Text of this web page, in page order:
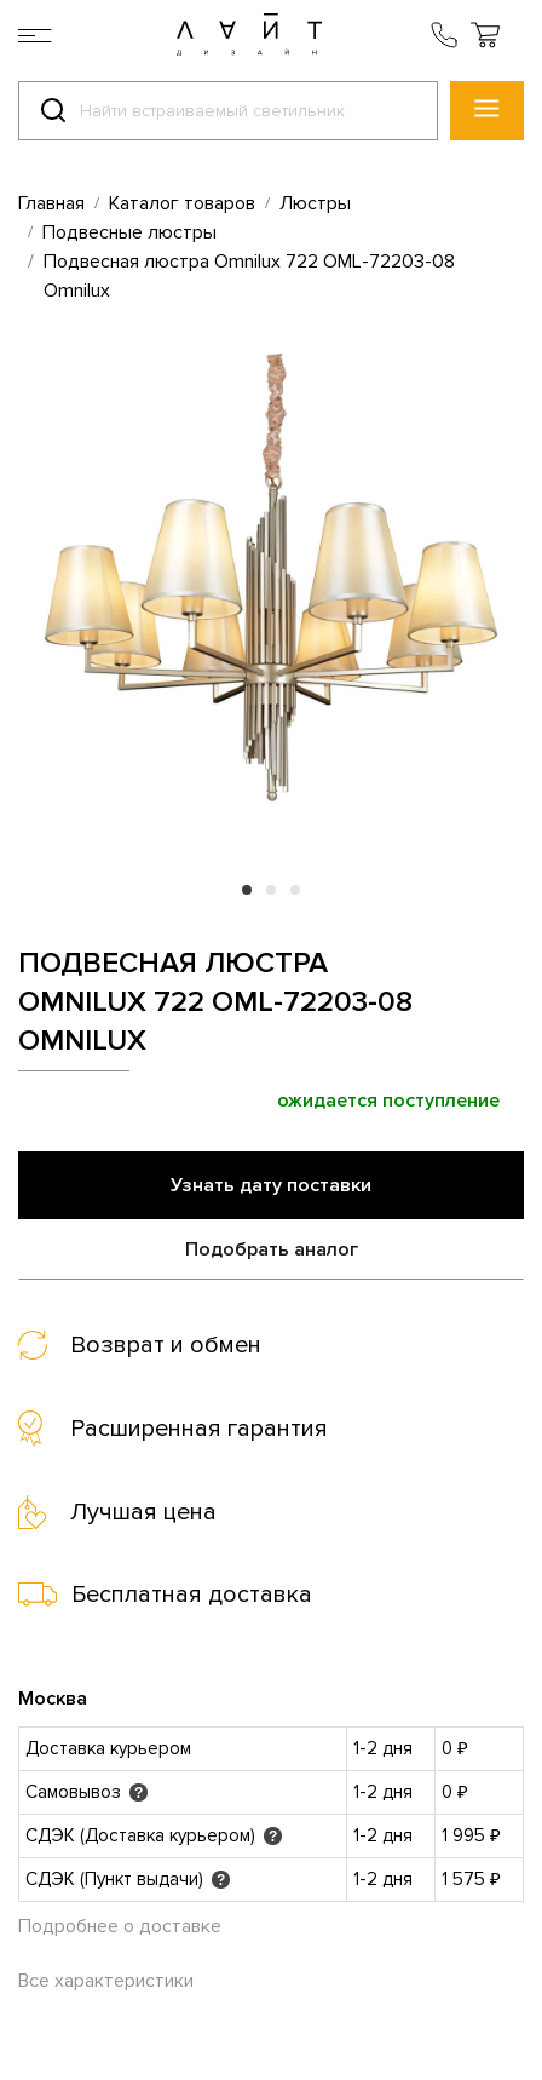
Главная Каталог товаров
Люстры
Подвесные люстры
Подвесная люстра Omnilux 722 OML-72203-08
Omnilux
ПОДВЕСНАЯ ЛЮСТРА
OMNILUX 722 OML-72203-08
OMNILUX
ожидается поступление
Узнать дату поставки
Подобрать аналог
Возврат и обмен
Расширенная гарантия
Лучшая цена
Бесплатная доставка
Москва
Доставка курьером 1-2 дня
0 ₽
Самовывоз
? 1-2 дня
0 ₽
СДЭК (Доставка курьером)
? 1-2 дня
1 995 ₽
СДЭК (Пункт выдачи)
? 1-2 дня 1 575 ₽
Подробнее о доставке
Все характеристики